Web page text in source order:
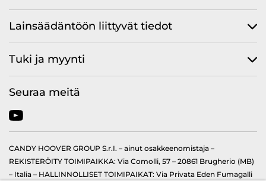
Lainsäädäntöön liittyvät tiedot
Tuki ja myynti
Seuraa meitä
CANDY HOOVER GROUP S.r.I. – ainut osakkeenomistaja –
REKISTERÖITY TOIMIPAIKKA: Via Comolli, 57 – 20861 Brugherio (MB)
– Italia – HALLINNOLLISET TOIMIPAIKAT: Via Privata Eden Fumagalli